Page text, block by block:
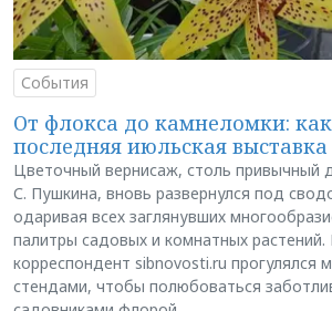
События
От флокса до камнеломки:
последняя июльская выставка
Цветочный вернисаж, столь привычный
С. Пушкина, вновь развернулся под
одаривая всех заглянувших
палитры садовых и комнатных
корреспондент sibnovosti.ru прогулялся
стендами, чтобы полюбоваться